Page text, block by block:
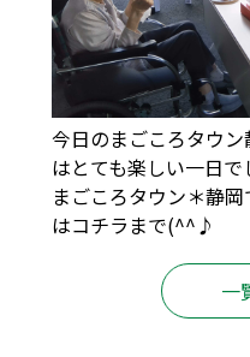
今日のまごころタウ
はとても楽しい一日で
まごころタウン＊静
はコチラ まで(^^♪
一